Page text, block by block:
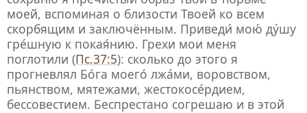
моей, вспоминая о близости Твоей ко всем
скорбящим и заключённым. Приведи́ мою́ ду́шу
гре́шную к покая́нию. Грехи мои меня
поглотили (Пс.37:5): сколько до этого я
прогневлял Бо́га моего́ лжа́ми, воровством,
пьянством, мятежами, жестокосе́рдием,
бессовестием. Беспрестано согрешаю и в этой